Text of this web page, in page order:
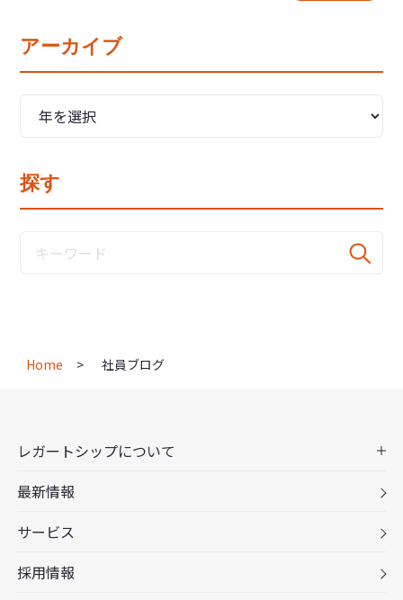
アーカイブ
探す
Home 社員ブログ
レガートシップについて
最新情報
サービス
採用情報